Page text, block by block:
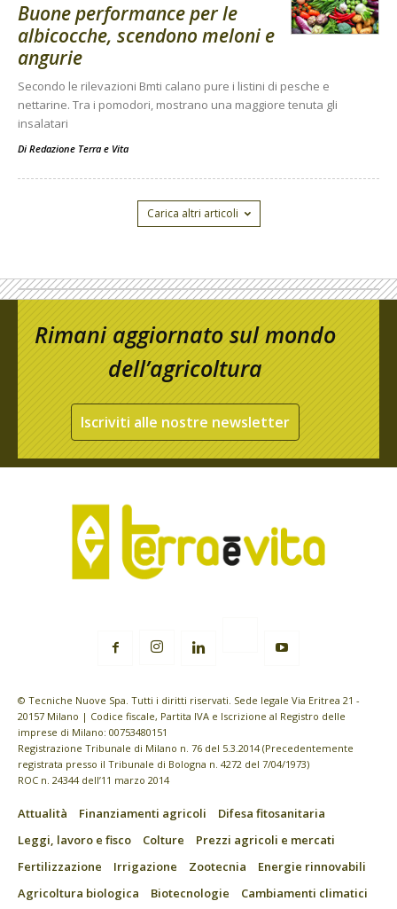
Buone performance per le
albicocche, scendono meloni e
angurie
Secondo le rilevazioni Bmti calano pure i listini di pesche e
nettarine. Tra i pomodori, mostrano una maggiore tenuta gli
insalatari
Di Redazione Terra e Vita
Carica altri articoli
Rimani aggiornato sul mondo
dell’agricoltura
Iscriviti alle nostre newsletter
© Tecniche Nuove Spa. Tutti i diritti riservati. Sede legale Via Eritrea 21 -
20157 Milano | Codice fiscale, Partita IVA e Iscrizione al Registro delle
imprese di Milano: 00753480151
Registrazione Tribunale di Milano n. 76 del 5.3.2014 (Precedentemente
registrata presso il Tribunale di Bologna n. 4272 del 7/04/1973)
ROC n. 24344 dell’11 marzo 2014
Attualità Finanziamenti agricoli
Difesa fitosanitaria
Leggi, lavoro e fisco
Colture
Prezzi agricoli e mercati
Fertilizzazione
Irrigazione Zootecnia
Energie rinnovabili
Agricoltura biologica
Biotecnologie
Cambiamenti climatici